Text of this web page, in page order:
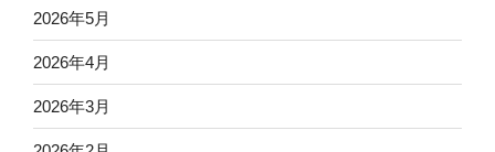
2026年5月
2026年4月
2026年3月